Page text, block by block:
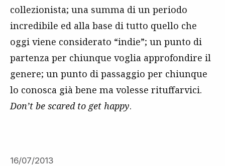
collezionista; una summa di un periodo
incredibile ed alla base di tutto quello che
oggi viene considerato “indie”; un punto di
partenza per chiunque voglia approfondire il
genere; un punto di passaggio per chiunque
lo conosca già bene ma volesse rituffarvici.
Don’t be scared to get happy.
16/07/2013